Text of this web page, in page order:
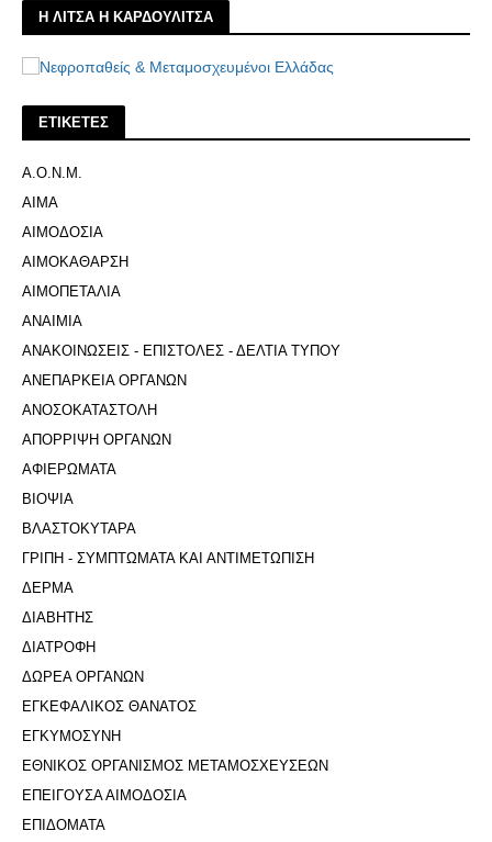
Η ΛΙΤΣΑ Η ΚΑΡΔΟΥΛΙΤΣΑ
ΕΤΙΚΕΤΕΣ
Α.Ο.Ν.Μ.
ΑΙΜΑ
ΑΙΜΟΔΟΣΙΑ
ΑΙΜΟΚΑΘΑΡΣΗ
ΑΙΜΟΠΕΤΑΛΙΑ
ΑΝΑΙΜΙΑ
ΑΝΑΚΟΙΝΩΣΕΙΣ - ΕΠΙΣΤΟΛΕΣ - ΔΕΛΤΙΑ ΤΥΠΟΥ
ΑΝΕΠΑΡΚΕΙΑ ΟΡΓΑΝΩΝ
ΑΝΟΣΟΚΑΤΑΣΤΟΛΗ
ΑΠΟΡΡΙΨΗ ΟΡΓΑΝΩΝ
ΑΦΙΕΡΩΜΑΤΑ
ΒΙΟΨΙΑ
ΒΛΑΣΤΟΚΥΤΑΡΑ
ΓΡΙΠΗ - ΣΥΜΠΤΩΜΑΤΑ ΚΑΙ ΑΝΤΙΜΕΤΩΠΙΣΗ
ΔΕΡΜΑ
ΔΙΑΒΗΤΗΣ
ΔΙΑΤΡΟΦΗ
ΔΩΡΕΑ ΟΡΓΑΝΩΝ
ΕΓΚΕΦΑΛΙΚΟΣ ΘΑΝΑΤΟΣ
ΕΓΚΥΜΟΣΥΝΗ
ΕΘΝΙΚΟΣ ΟΡΓΑΝΙΣΜΟΣ ΜΕΤΑΜΟΣΧΕΥΣΕΩΝ
ΕΠΕΙΓΟΥΣΑ ΑΙΜΟΔΟΣΙΑ
ΕΠΙΔΟΜΑΤΑ